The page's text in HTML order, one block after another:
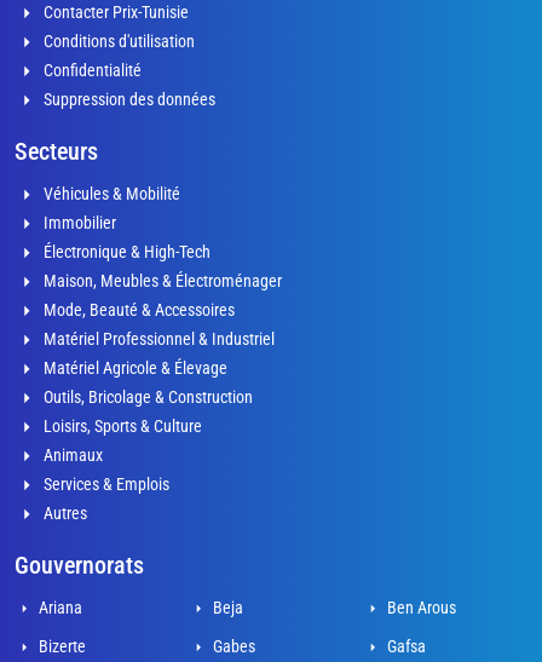
Contacter Prix-Tunisie
Conditions d'utilisation
Confidentialité
Suppression des données
Secteurs
Véhicules & Mobilité
Immobilier
Électronique & High-Tech
Maison, Meubles & Électroménager
Mode, Beauté & Accessoires
Matériel Professionnel & Industriel
Matériel Agricole & Élevage
Outils, Bricolage & Construction
Loisirs, Sports & Culture
Animaux
Services & Emplois
Autres
Gouvernorats
Ariana Beja
Ben Arous
Bizerte
Gabes
Gafsa